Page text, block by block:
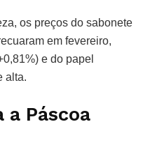
os preços do sabonete
em fevereiro,
e do papel
alta.
Páscoa